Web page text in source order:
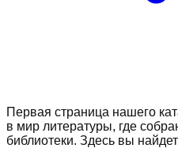
Первая страница нашего
в мир литературы, где
библиотеки. Здесь вы